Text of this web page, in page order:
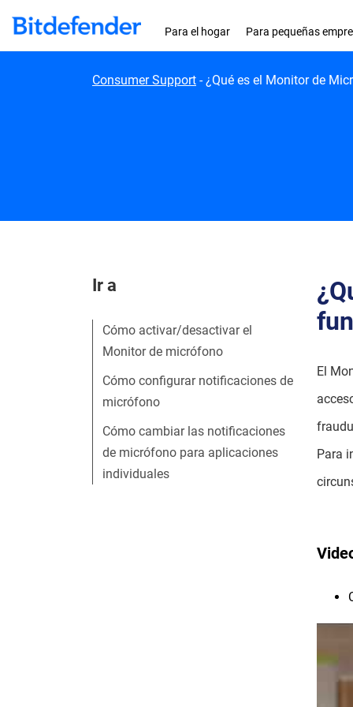
Skip to content
Para el hogar Para pequeñas
Consumer Support -¿Qué es el Monitor de
Ir a
Cómo activar/desactivar el
Monitor de micrófono
Cómo configurar notificaciones de
micrófono
Cómo cambiar las notificaciones
de micrófono para aplicaciones
individuales
El
Para